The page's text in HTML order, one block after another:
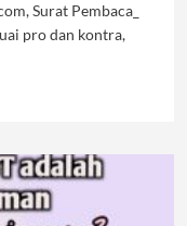
Surat Pembaca_
pro dan kontra,